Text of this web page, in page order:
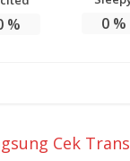
% 0%
Cek